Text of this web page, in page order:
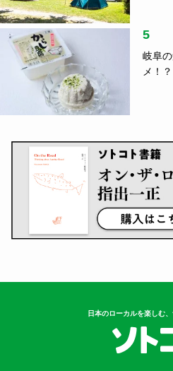
5
岐阜
メ！
日本のローカルを楽しむ、